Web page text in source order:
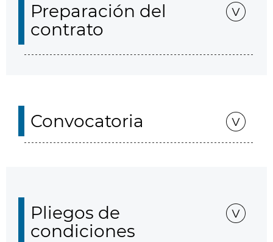
Preparación del
contrato
Convocatoria
Pliegos de
condiciones